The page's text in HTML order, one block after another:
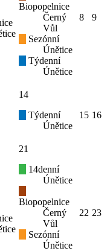
Biopopelnice
Černý
Vůl
Sezónní
Únětice
Týdenní
Únětice
8 9
14
Týdenní
Únětice
15 16
21
14denní
Únětice
Biopopelnice
Černý
Vůl
Sezónní
Únětice
22 23